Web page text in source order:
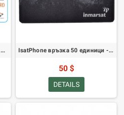
Globalstar Лична предплатена карта 100 IsatPhone връзка 50 единици - валидност 30 дни
50 $
DETAILS